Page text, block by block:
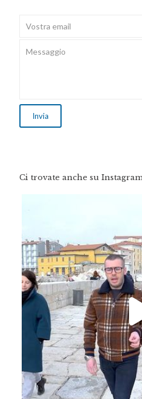
Ci trovate anche su